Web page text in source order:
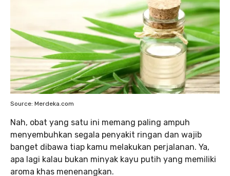
Source: Merdeka.com
Nah, obat yang satu ini memang paling ampuh
menyembuhkan segala penyakit ringan dan wajib
banget dibawa tiap kamu melakukan perjalanan. Ya,
apa lagi kalau bukan minyak kayu putih yang memiliki
aroma khas menenangkan.